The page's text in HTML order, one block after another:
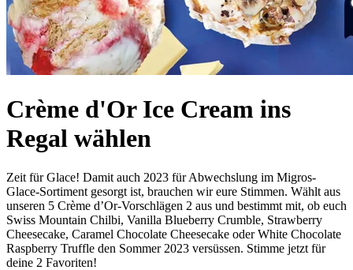
Crème d'Or Ice Cream ins
Regal wählen
Zeit für Glace! Damit auch 2023 für Abwechslung im Migros-
Glace-Sortiment gesorgt ist, brauchen wir eure Stimmen. Wählt aus
unseren 5 Crème d’Or-Vorschlägen 2 aus und bestimmt mit, ob euch
Swiss Mountain Chilbi, Vanilla Blueberry Crumble, Strawberry
Cheesecake, Caramel Chocolate Cheesecake oder White Chocolate
Raspberry Truffle den Sommer 2023 versüssen. Stimme jetzt für
deine 2 Favoriten!